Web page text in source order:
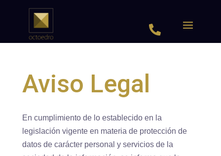

Aviso Legal
En cumplimiento de lo establecido en la
legislación vigente en materia de protección de
datos de carácter personal y servicios de la